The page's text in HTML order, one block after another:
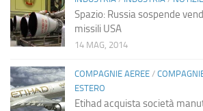
Spazio: Russia sospende
missili USA
14 MAG, 2014
COMPAGNIE AEREE /
ESTERO
Etihad acquista società